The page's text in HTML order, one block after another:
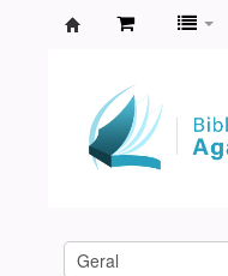
Agamenon
Magalhães